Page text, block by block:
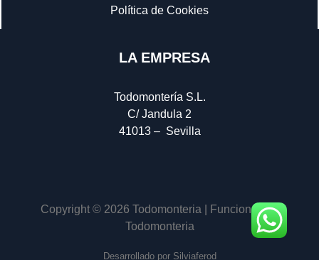
Política de Cookies
LA EMPRESA
Todomontería S.L.
C/ Jandula 2
41013 – Sevilla
Copyright © 2026 Todomonteria | Funciona con
Todomonteria
Desarrollado por Silviaferod